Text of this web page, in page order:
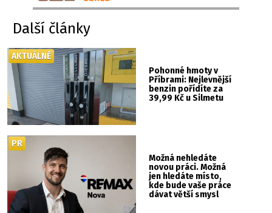
Další články
Pohonné hmoty v
Příbrami: Nejlevnější
benzin pořídíte za
39,99 Kč u Silmetu
AKTUÁLNĚ
Možná nehledáte
novou práci. Možná
jen hledáte místo,
kde bude vaše práce
dávat větší smysl
PR